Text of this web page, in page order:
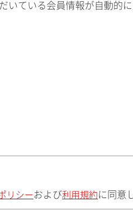
いている会員情報が自動的
リシー および利用規約 に同意